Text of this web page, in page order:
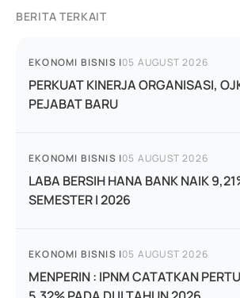
BERITA TERKAIT
EKONOMI BISNIS |05 AUGUST 2026
PERKUAT KINERJA ORGANISASI,
PEJABAT BARU
EKONOMI BISNIS |05 AUGUST 2026
LABA BERSIH HANA BANK NAIK
SEMESTER I 2026
EKONOMI BISNIS |05 AUGUST 2026
MENPERIN : IPNM CATATKAN